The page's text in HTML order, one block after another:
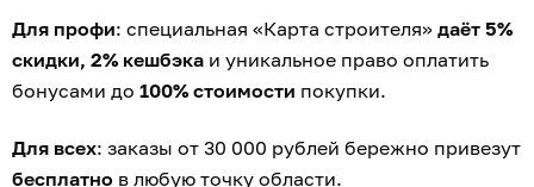
Для профи: специальная «Карта строителя» даёт 5%
скидки, 2% кешбэка и уникальное право оплатить
бонусами до 100% стоимости покупки.
Для всех: заказы от 30 000 рублей бережно привезут
бесплатно в любую точку области.